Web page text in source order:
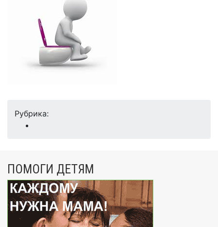
Рубрика:
ПОМОГИ ДЕТЯМ